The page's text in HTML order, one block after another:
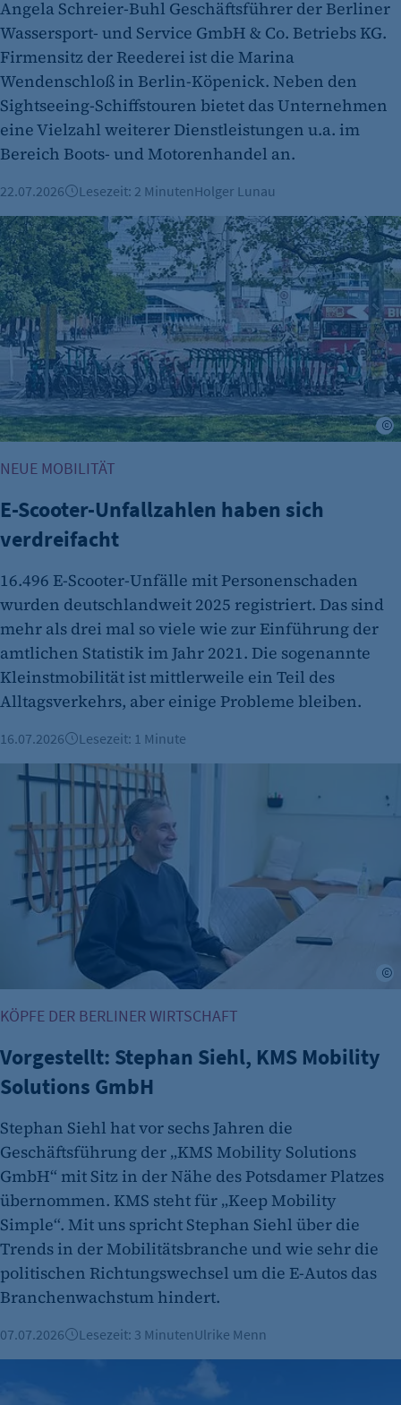
etracker Analytics
Name:
et_oi_v2
Anbieter:
etracker GmbH
Zweck:
Cookie Erkennung
Cookie Laufzeit:
2 Jahre
etracker Analytics
Name:
et_allow_cookies
Anbieter:
etracker GmbH
Zweck:
Cookie Laufzeit:
480 Tage
etracker Analytics
Name:
isSdEnabled
Anbieter:
etracker GmbH
Zweck:
Scrolltiefe gemessen wird.
Cookie Laufzeit:
24 Std.
Angela Schreier-Buhl Geschäftsführer der Berliner
Wassersport- und Service GmbH & Co. Betriebs KG.
Firmensitz der Reederei ist die Marina
Wendenschloß in Berlin-Köpenick. Neben den
Sightseeing-Schiffstouren bietet das Unternehmen
eine Vielzahl weiterer Dienstleistungen u.a. im
Bereich Boots- und Motorenhandel an.
22.07.2026 Lesezeit: 2 MinutenHolger Lunau
E-Scooter-Unfallzahlen haben sich verdreifacht
NEUE MOBILITÄT
E-Scooter-Unfallzahlen haben sich
verdreifacht
16.496 E-Scooter-Unfälle mit Personenschaden
wurden deutschlandweit 2025 registriert. Das sind
mehr als drei mal so viele wie zur Einführung der
amtlichen Statistik im Jahr 2021. Die sogenannte
Kleinstmobilität ist mittlerweile ein Teil des
Alltagsverkehrs, aber einige Probleme bleiben.
16.07.2026 Lesezeit: 1 Minute
Vorgestellt: Stephan Siehl, KMS Mobility Solutions GmbH
KÖPFE DER BERLINER WIRTSCHAFT
Vorgestellt: Stephan Siehl, KMS Mobility
Solutions GmbH
Stephan Siehl hat vor sechs Jahren die
Geschäftsführung der „KMS Mobility Solutions
GmbH“ mit Sitz in der Nähe des Potsdamer Platzes
übernommen. KMS steht für „Keep Mobility
Simple“. Mit uns spricht Stephan Siehl über die
Trends in der Mobilitätsbranche und wie sehr die
politischen Richtungswechsel um die E-Autos das
Branchenwachstum hindert.
07.07.2026 Lesezeit: 3 MinutenUlrike Menn
Bienvenue Air Canada - Neue Langstreckenverbindung